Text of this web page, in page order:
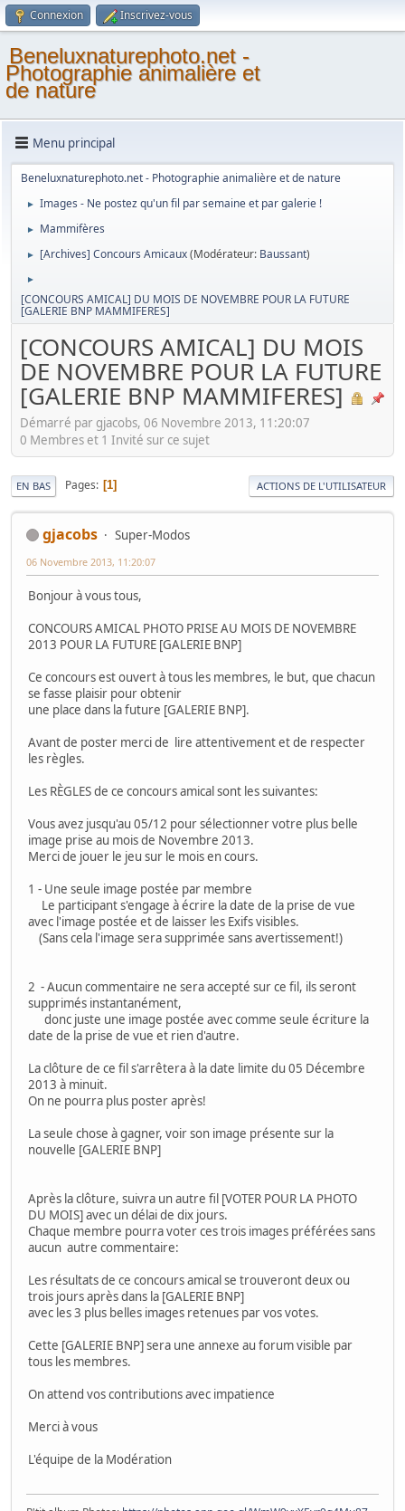
Connexion Inscrivez-vous
Beneluxnaturephoto.net -
Photographie animalière et
de nature
Menu principal
Beneluxnaturephoto.net - Photographie animalière et de nature
► Images - Ne postez qu'un fil par semaine et par galerie !
► Mammifères
► [Archives] Concours Amicaux(Modérateur: Baussant)
►
[CONCOURS AMICAL] DU MOIS DE NOVEMBRE POUR LA FUTURE
[GALERIE BNP MAMMIFERES]
[CONCOURS AMICAL] DU MOIS
DE NOVEMBRE POUR LA FUTURE
[GALERIE BNP MAMMIFERES]
Démarré par gjacobs, 06 Novembre 2013, 11:20:07
0 Membres et 1 Invité sur ce sujet
EN BAS Pages 1 ACTIONS DE L'UTILISATEUR
gjacobs Super-Modos
06 Novembre 2013, 11:20:07
Bonjour à vous tous,
CONCOURS AMICAL PHOTO PRISE AU MOIS DE NOVEMBRE
2013 POUR LA FUTURE [GALERIE BNP]
Ce concours est ouvert à tous les membres, le but, que chacun
se fasse plaisir pour obtenir
une place dans la future [GALERIE BNP].
Avant de poster merci de lire attentivement et de respecter
les règles.
Les RÈGLES de ce concours amical sont les suivantes:
Vous avez jusqu'au 05/12 pour sélectionner votre plus belle
image prise au mois de Novembre 2013.
Merci de jouer le jeu sur le mois en cours.
1 - Une seule image postée par membre
Le participant s'engage à écrire la date de la prise de vue
avec l'image postée et de laisser les Exifs visibles.
(Sans cela l'image sera supprimée sans avertissement!)
2 - Aucun commentaire ne sera accepté sur ce fil, ils seront
supprimés instantanément,
donc juste une image postée avec comme seule écriture la
date de la prise de vue et rien d'autre.
La clôture de ce fil s'arrêtera à la date limite du 05 Décembre
2013 à minuit.
On ne pourra plus poster après!
La seule chose à gagner, voir son image présente sur la
nouvelle [GALERIE BNP]
Après la clôture, suivra un autre fil [VOTER POUR LA PHOTO
DU MOIS] avec un délai de dix jours.
Chaque membre pourra voter ces trois images préférées sans
aucun autre commentaire:
Les résultats de ce concours amical se trouveront deux ou
trois jours après dans la [GALERIE BNP]
avec les 3 plus belles images retenues par vos votes.
Cette [GALERIE BNP] sera une annexe au forum visible par
tous les membres.
On attend vos contributions avec impatience
Merci à vous
L'équipe de la Modération